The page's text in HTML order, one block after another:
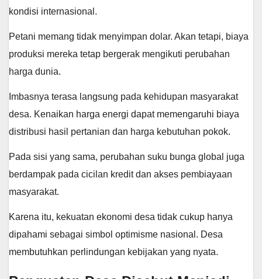
kondisi internasional.
Petani memang tidak menyimpan dolar. Akan tetapi, biaya
produksi mereka tetap bergerak mengikuti perubahan
harga dunia.
Imbasnya terasa langsung pada kehidupan masyarakat
desa. Kenaikan harga energi dapat memengaruhi biaya
distribusi hasil pertanian dan harga kebutuhan pokok.
Pada sisi yang sama, perubahan suku bunga global juga
berdampak pada cicilan kredit dan akses pembiayaan
masyarakat.
Karena itu, kekuatan ekonomi desa tidak cukup hanya
dipahami sebagai simbol optimisme nasional. Desa
membutuhkan perlindungan kebijakan yang nyata.